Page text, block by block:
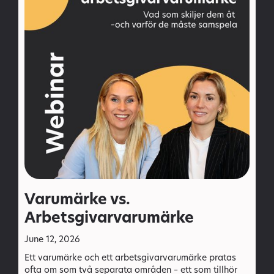
Varumärke vs.
Arbetsgivarvarumärke
June 12, 2026
Ett varumärke och ett arbetsgivarvarumärke pratas
ofta om som två separata områden – ett som tillhör